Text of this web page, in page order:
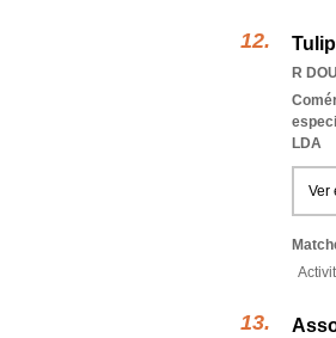
R
LDA
Ver